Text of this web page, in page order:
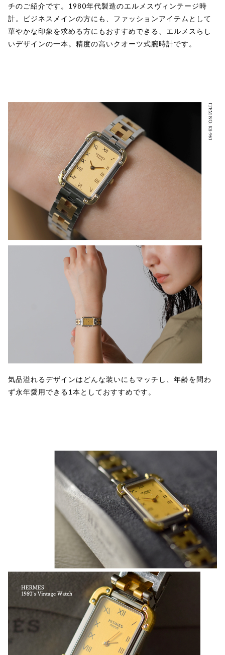
チのご紹介です。1980年代製造のエルメスヴィンテージ時
計。ビジネスメインの方にも、ファッションアイテムとして
華やかな印象を求める方にもおすすめできる、エルメスらし
いデザインの一本。精度の高いクオーツ式腕時計です。
気品溢れるデザインはどんな装いにもマッチし、年齢を問わ
ず永年愛用できる1本としておすすめです。